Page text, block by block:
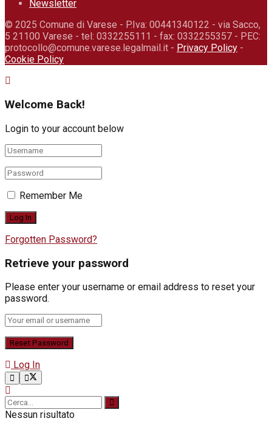
Newsletter
© 2025 Comune di Varese - P.Iva: 00441340122 - via Sacco,
5 21100 Varese - tel: 0332255111 - fax: 0332255357 - PEC:
protocollo@comune.varese.legalmail.it - Privacy Policy -
Cookie Policy
Welcome Back!
Login to your account below
Remember Me
Forgotten Password?
Retrieve your password
Please enter your username or email address to reset your
password.
Log In
Nessun risultato